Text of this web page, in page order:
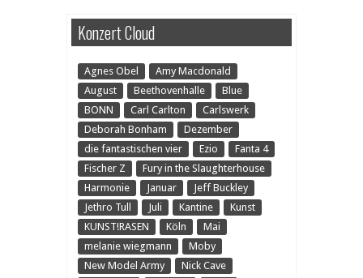
Konzert Cloud
Agnes Obel
Amy Macdonald
August
Beethovenhalle
Blue
BONN
Carl Carlton
Carlswerk
Deborah Bonham
Dezember
die fantastischen vier
Ezio
Fanta 4
Fischer Z
Fury in the Slaughterhouse
Harmonie
Januar
Jeff Buckley
Jethro Tull
Juli Kantine
Kunst
KUNST!RASEN
Köln
Mai
melanie wiegmann
Moby
New Model Army
Nick Cave